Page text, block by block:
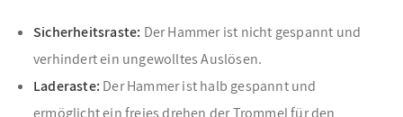
Sicherheitsraste: Der Hammer ist nicht gespannt und
verhindert ein ungewolltes Auslösen.
Laderaste: Der Hammer ist halb gespannt und
ermöglicht ein freies drehen der Trommel für den